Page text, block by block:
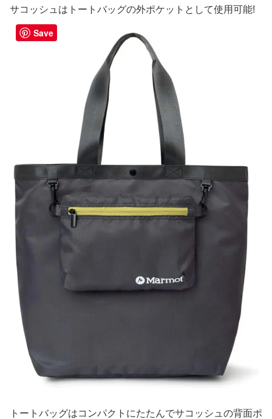
サコッシュはトートバッグの外ポケットとして使用可能!
トートバッグはコンパクトにたたんでサコッシュの背面ポ
Save